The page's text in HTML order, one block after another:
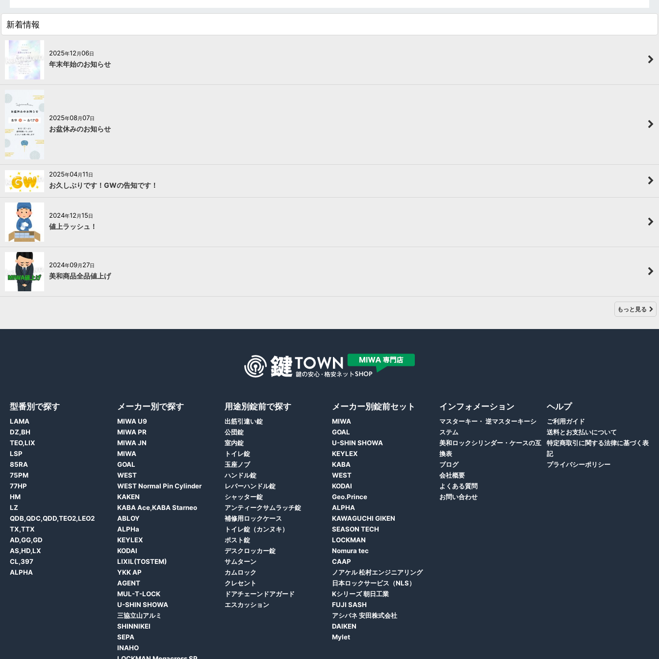
新着情報
2025年12 月06日
年末年始のお知らせ
2025年08月07日
お盆休みのお知らせ
2025年04月11日
お久しぶりです！GWの告知です！
2024年12 月15日
値上ラッシュ！
2024年09月 27日
美和商品全品値上げ
もっと見る
型番別で探す
LAMA
DZ,BH
TEO,LIX
LSP
85RA
75PM
77HP
HM
LZ
QDB,QDC,QDD,TEO2,LEO2
TX,TTX
AD,GG,GD
AS,HD,LX
CL,397
ALPHA
メーカー別で探す
MIWA U9
MIWA PR
MIWA JN
MIWA
GOAL
WEST
WEST Normal Pin Cylinder
KAKEN
KABA Ace,KABA Starneo
ABLOY
ALPHa
KEYLEX
KODAI
LIXIL(TOSTEM)
YKK AP
AGENT
MUL-T-LOCK
U-SHIN SHOWA
三協立山アルミ
SHINNIKEI
SEPA
INAHO
用途別錠前で探す
出筋引違い錠
公団錠
室内錠
トイレ錠
玉座ノブ
ハンドル錠
レバーハンドル錠
シャッター錠
アンティークサムラッチ錠
補修用ロックケース
トイレ錠（カンヌキ）
ポスト錠
デスクロッカー錠
サムターン
カムロック
クレセント
ドアチェーンドアガード
エスカッション
メーカー別錠前セット
MIWA
GOAL
U-SHIN SHOWA
KEYLEX
KABA
WEST
KODAI
Geo.Prince
ALPHA
KAWAGUCHI GIKEN
SEASON TECH
LOCKMAN
Nomura tec
CAAP
ノアケル 松村エンジニアリング
日本ロックサービス（NLS）
Kシリーズ 朝日工業
FUJI SASH
アシバネ 安田株式会社
DAIKEN
Mylet
インフォメーション
マスターキー・ 逆マスターキーシ
ステム
美和ロックシリンダー・ケースの互
換表
ブログ
会社概要
よくある質問
お問い合わせ
ヘルプ
ご利用ガイド
送料とお支払いについて
特定商取引に関する法律に基づく表
記
プライバシーポリシー